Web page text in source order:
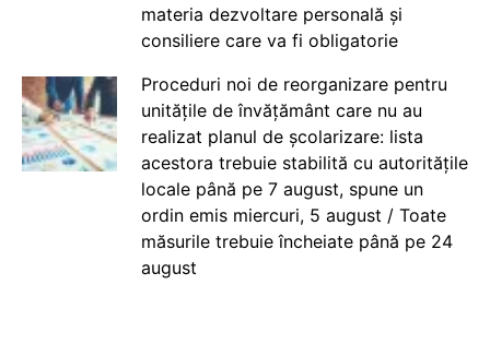
materia dezvoltare personală și
consiliere care va fi obligatorie
Proceduri noi de reorganizare pentru
unitățile de învățământ care nu au
realizat planul de școlarizare: lista
acestora trebuie stabilită cu autoritățile
locale până pe 7 august, spune un
ordin emis miercuri, 5 august / Toate
măsurile trebuie încheiate până pe 24
august